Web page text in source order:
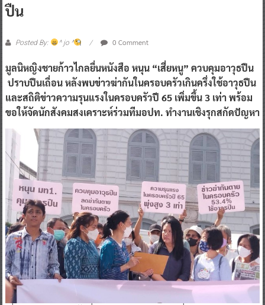
ปืน
Posted By: ^ jo ^ 0 Comment
มูลนิหญิงชายก้าวไกลยื่นหนังสือ หนุน “เสี่ยหนู” ควบคุมอาวุธปืน
ปราบปืนเถื่อน หลังพบข่าวฆ่ากันในครอบครัวเกินครึ่งใช้อาวุธปืน
และสถิติข่าวความรุนแรงในครอบครัวปี 65 เพิ่มขึ้น 3 เท่า พร้อม
ขอให้จัดนักสังคมสงเคราะห์ร่วมทีมอปท. ทำงานเชิงรุกสกัดปัญหา